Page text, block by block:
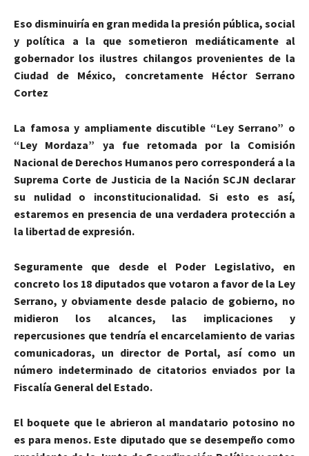
Eso disminuiría en gran medida la presión pública, social
y política a la que sometieron mediáticamente al
gobernador los ilustres chilangos provenientes de la
Ciudad de México, concretamente Héctor Serrano
Cortez
La famosa y ampliamente discutible “Ley Serrano” o
“Ley Mordaza” ya fue retomada por la Comisión
Nacional de Derechos Humanos pero corresponderá a la
Suprema Corte de Justicia de la Nación SCJN declarar
su nulidad o inconstitucionalidad. Si esto es así,
estaremos en presencia de una verdadera protección a
la libertad de expresión.
Seguramente que desde el Poder Legislativo, en
concreto los 18 diputados que votaron a favor de la Ley
Serrano, y obviamente desde palacio de gobierno, no
midieron los alcances, las implicaciones y
repercusiones que tendría el encarcelamiento de varias
comunicadoras, un director de Portal, así como un
número indeterminado de citatorios enviados por la
Fiscalía General del Estado.
El boquete que le abrieron al mandatario potosino no
es para menos. Este diputado que se desempeño como